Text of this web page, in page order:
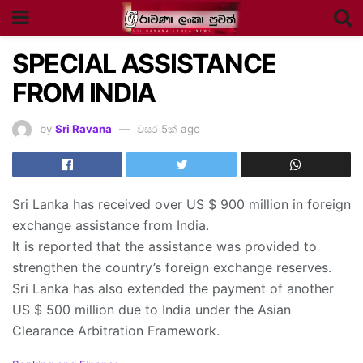
SPECIAL ASSISTANCE
FROM INDIA
by Sri Ravana වසර 5ක් ago
Sri Lanka has received over US $ 900 million in foreign
exchange assistance from India.
It is reported that the assistance was provided to
strengthen the country’s foreign exchange reserves.
Sri Lanka has also extended the payment of another
US $ 500 million due to India under the Asian
Clearance Arbitration Framework.